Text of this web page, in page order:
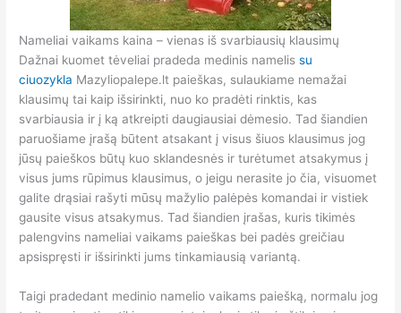
Nameliai vaikams kaina – vienas iš svarbiausių klausimų
Dažnai kuomet tėveliai pradeda medinis namelissu
ciuozykla Mazyliopalepe.lt paieškas, sulaukiame nemažai
klausimų tai kaip išsirinkti, nuo ko pradėti rinktis, kas
svarbiausia ir į ką atkreipti daugiausiai dėmesio. Tad šiandien
paruošiame įrašą būtent atsakant į visus šiuos klausimus jog
jūsų paieškos būtų kuo sklandesnės ir turėtumet atsakymus į
visus jums rūpimus klausimus, o jeigu nerasite jo čia, visuomet
galite drąsiai rašyti mūsų mažylio palėpės komandai ir vistiek
gausite visus atsakymus. Tad šiandien įrašas, kuris tikimės
palengvins nameliai vaikams paieškas bei padės greičiau
apsispręsti ir išsirinkti jums tinkamiausią variantą.
Taigi pradedant medinio namelio vaikams paiešką, normalu jog